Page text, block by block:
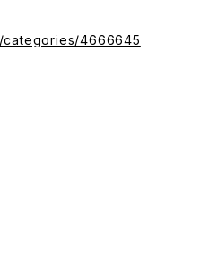
categories/4666645